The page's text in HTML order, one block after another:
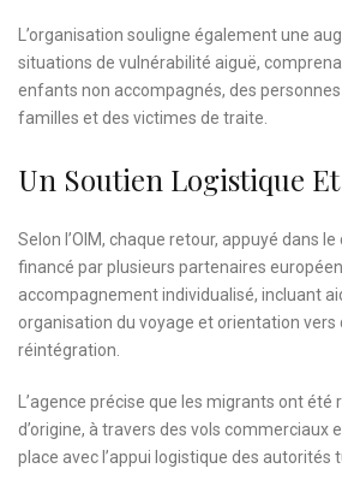
L’organisation souligne également une
situations de vulnérabilité aiguë,
enfants non accompagnés, des
familles et des victimes de traite.
Un Soutien Logistique
Selon l’OIM, chaque retour, appuyé dans
financé par plusieurs partenaires
accompagnement individualisé, incluant
organisation du voyage et orientation vers
réintégration.
L’agence précise que les migrants ont été
d’origine, à travers des vols commerciaux
place avec l’appui logistique des autorités